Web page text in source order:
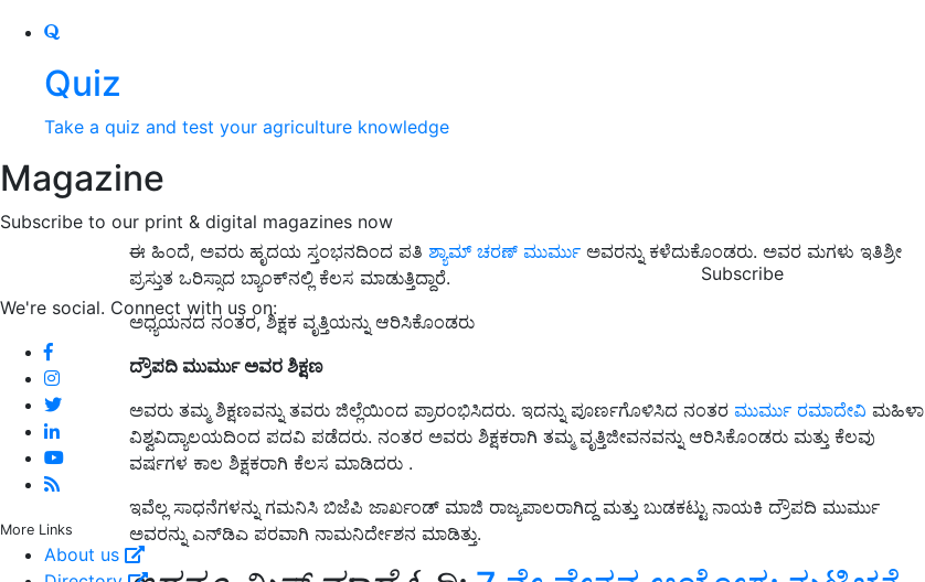
Quiz
Take a quiz and test your agriculture knowledge
Magazine
Subscribe to our print & digital magazines now
Subscribe
We're social. Connect with us on:
More Links
About us
ಈ ಹಿಂದೆ, ಅವರು ಹೃದಯ ಸ್ತಂಭನದಿಂದ ಪತಿ ಶ್ಯಾಮ್ ಚರಣ್ ಮುರ್ಮು ಅವರನ್ನು ಕಳೆದುಕೊಂಡರು. ಅವರ ಮಗಳು ಇತಿಶ್ರೀ
ಪ್ರಸ್ತುತ ಒರಿಸ್ಸಾದ ಬ್ಯಾಂಕ್‌ನಲ್ಲಿ ಕೆಲಸ ಮಾಡುತ್ತಿದ್ದಾರೆ.
ಅಧ್ಯಯನದ ನಂತರ, ಶಿಕ್ಷಕ ವೃತ್ತಿಯನ್ನು ಆರಿಸಿಕೊಂಡರು
ದ್ರೌಪದಿ ಮುರ್ಮು ಅವರ ಶಿಕ್ಷಣ
ಅವರು ತಮ್ಮ ಶಿಕ್ಷಣವನ್ನು ತವರು ಜಿಲ್ಲೆಯಿಂದ ಪ್ರಾರಂಭಿಸಿದರು. ಇದನ್ನು ಪೂರ್ಣಗೊಳಿಸಿದ ನಂತರ ಮುರ್ಮು ರಮಾದೇವಿ ಮಹಿಳಾ
ವಿಶ್ವವಿದ್ಯಾಲಯದಿಂದ ಪದವಿ ಪಡೆದರು. ನಂತರ ಅವರು ಶಿಕ್ಷಕರಾಗಿ ತಮ್ಮ ವೃತ್ತಿಜೀವನವನ್ನು ಆರಿಸಿಕೊಂಡರು ಮತ್ತು ಕೆಲವು
ವರ್ಷಗಳ ಕಾಲ ಶಿಕ್ಷಕರಾಗಿ ಕೆಲಸ ಮಾಡಿದರು .
ಇವೆಲ್ಲ ಸಾಧನೆಗಳನ್ನು ಗಮನಿಸಿ ಬಿಜೆಪಿ ಜಾರ್ಖಂಡ್ ಮಾಜಿ ರಾಜ್ಯಪಾಲರಾಗಿದ್ದ ಮತ್ತು ಬುಡಕಟ್ಟು ನಾಯಕಿ ದ್ರೌಪದಿ ಮುರ್ಮು
ಅವರನ್ನು ಎನ್‌ಡಿಎ ಪರವಾಗಿ ನಾಮನಿರ್ದೇಶನ ಮಾಡಿತ್ತು.